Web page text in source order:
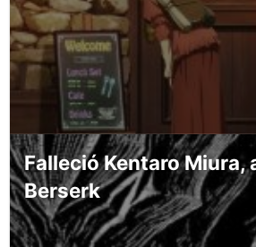
Falleció Kentaro Miura,
Berserk